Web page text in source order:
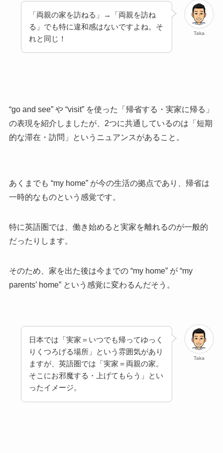
Taka
「両親の家を訪ねる」→「両親を訪ね
る」でも特に違和感はないですよね。そ
れと同じ！
“go and see” や “visit” を使った「帰省する・実家に帰る」
の表現を紹介しましたが、2つに共通しているのは「短期
的な滞在・訪問」というニュアンスがあること。
あくまでも “my home” が今の生活の拠点であり、帰省は
一時的なものという感覚です。
特に英語圏では、働き始めると実家を離れるのが一般的
だったりします。
そのため、家を出た後は今までの “my home” が “my
parents’ home” という感覚に変わるんだそう。
Taka
日本では「実家＝いつでも帰ってゆっく
りくつろげる場所」という雰囲気があり
ますが、英語圏では「実家＝両親の家。
そこにお邪魔する・上げてもらう」とい
ったイメージ。